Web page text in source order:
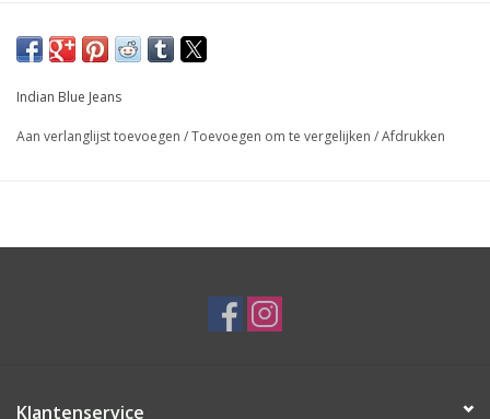
Indian Blue Jeans
Aan verlanglijst toevoegen /Toevoegen om te vergelijken /Afdrukken
Klantenservice